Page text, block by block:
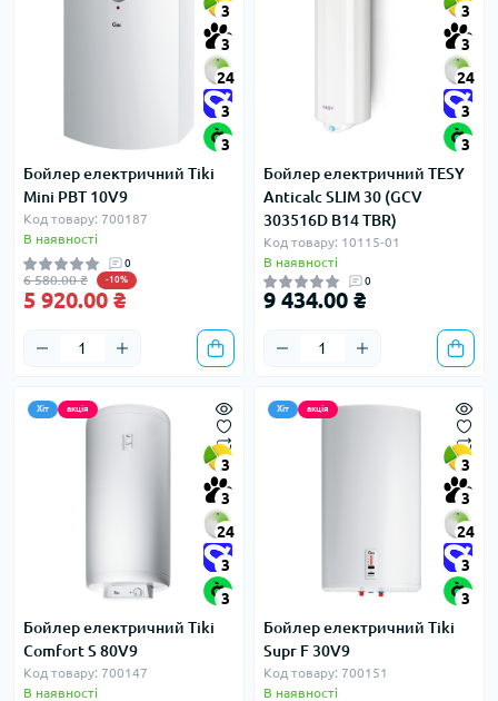
3
3
24
3
3
Бойлер електричний Tiki
Mini PBT 10V9
Код товару: 700187
В наявності
0
6 580.00 ₴ -10%
5 920.00 ₴
3
3
24
3
3
Бойлер електричний TESY
Anticalc SLIM 30 (GCV
303516D B14 TBR)
Код товару: 10115-01
В наявності
0
9 434.00 ₴
Хіт акція
3
3
24
3
3
Бойлер електричний Tiki
Comfort S 80V9
Код товару: 700147
В наявності
Хіт акція
3
3
24
3
3
Бойлер електричний Tiki
Supr F 30V9
Код товару: 700151
В наявності